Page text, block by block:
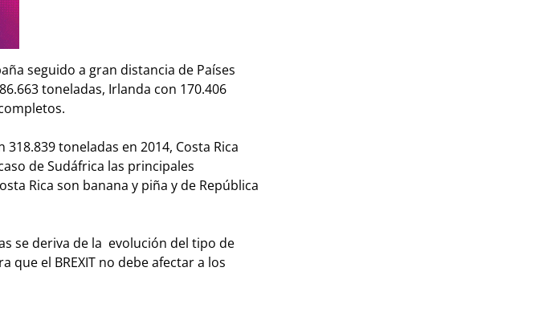
seguido a gran distancia de Países
toneladas, Irlanda con 170.406
toneladas en 2014, Costa Rica
de Sudáfrica las principales
Rica son banana y piña y de República
se deriva de la evolución del tipo de
que el BREXIT no debe afectar a los